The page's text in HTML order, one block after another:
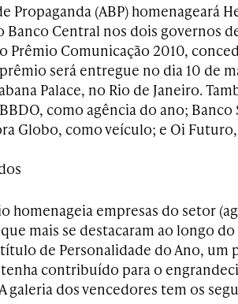
Propaganda (ABP) homenageará
Central nos dois governos
Prêmio Comunicação 2010,
será entregue no dia 10 de
Palace, no Rio de Janeiro.
como agência do ano; Banco
Globo, como veículo; e Oi
homenageia empresas do setor
mais se destacaram ao longo do
de Personalidade do Ano, um
contribuído para o
galeria dos vencedores tem os